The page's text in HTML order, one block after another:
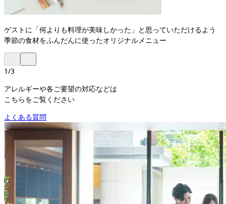
ゲストに「何よりも料理が美味しかった」と思っていただけるよう
季節の食材をふんだんに使ったオリジナルメニュー
1/3
アレルギーや各ご要望の対応などは
こちらをご覧ください
よくある質問